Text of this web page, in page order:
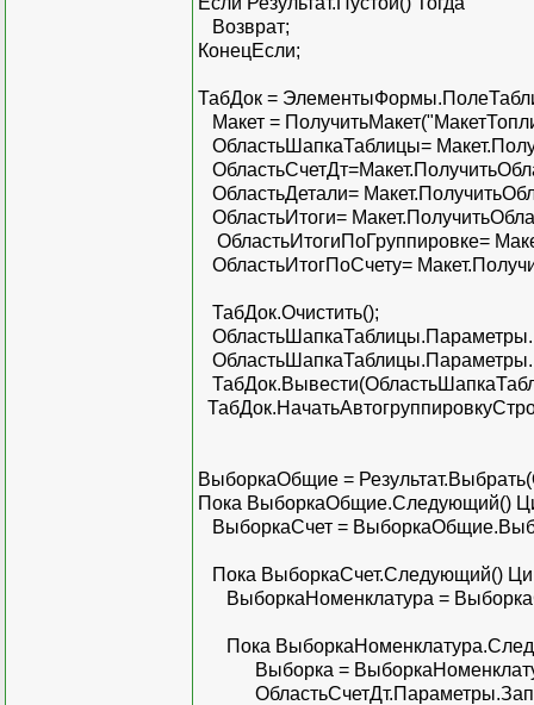
Возврат;
КонецЕсли;
ТабДок =
Макет =
ОбластьШапкаТаблицы=
ОбластьДетали=
ОбластьИтоги=
ОбластьИтогиПоГруппировке=
ОбластьИтогПоСчету=
ТабДок.Очистить();
ВыборкаОбщие =
Пока ВыборкаОбщие.Следующий()
ВыборкаСчет =
Пока ВыборкаСчет.Следующий()
ВыборкаНоменклатура =
Пока
Выборка =